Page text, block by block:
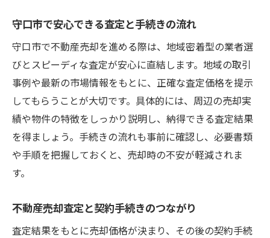
守口市で安心できる査定と手続きの流れ
守口市で不動産売却を進める際は、地域密着型の業者選
びとスピーディな査定が安心に直結します。地域の取引
事例や最新の市場情報をもとに、正確な査定価格を提示
してもらうことが大切です。具体的には、周辺の売却実
績や物件の特徴をしっかり説明し、納得できる査定結果
を得ましょう。手続きの流れも事前に確認し、必要書類
や手順を把握しておくと、売却時の不安が軽減されま
す。
不動産売却査定と契約手続きのつながり
査定結果をもとに売却価格が決まり、その後の契約手続